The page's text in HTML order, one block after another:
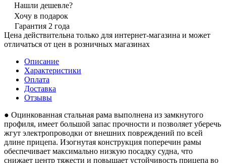
Нашли дешевле?
Хочу в подарок
Гарантия 2 года
Цена действительна только для интернет-магазина и может
отличаться от цен в розничных магазинах
Описание
Характеристики
Оплата
Доставка
Отзывы
● Оцинкованная стальная рама выполнена из замкнутого
профиля, имеет большой запас прочности и позволяет уберечь
жгут электропроводки от внешних повреждений по всей
длине прицепа. Изогнутая конструкция поперечин рамы
обеспечивает максимально низкую посадку судна, что
снижает центр тяжести и повышает устойчивость прицепа во